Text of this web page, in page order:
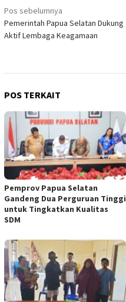
Navigasi
pos
Pos sebelumnya
Pemerintah Papua Selatan Dukung
Aktif Lembaga Keagamaan
POS TERKAIT
Pemprov Papua Selatan
Gandeng Dua Perguruan Tinggi
untuk Tingkatkan Kualitas
SDM